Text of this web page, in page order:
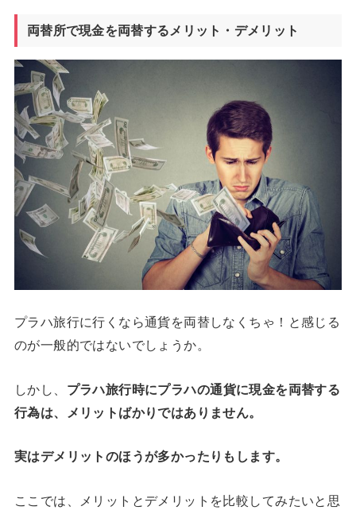
両替所で現金を両替するメリット・デメリット
プラハ旅行に行くなら通貨を両替しなくちゃ！と感じる
のが一般的ではないでしょうか。
しかし、 プラハ旅行時にプラハの通貨に現金を両替する
行為は、メリットばかりではありません。
実はデメリットのほうが多かったりもします。
ここでは、メリットとデメリットを比較してみたいと思